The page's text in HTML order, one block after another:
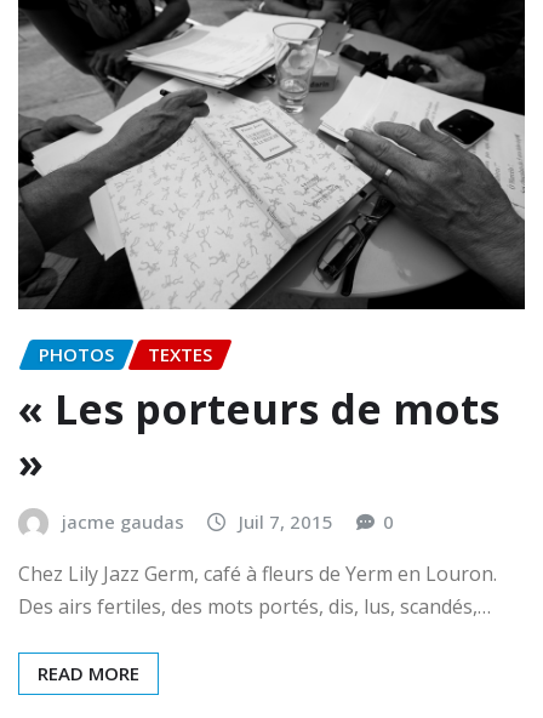
PHOTOS TEXTES
« Les porteurs de mots
»
jacme gaudas Juil 7, 2015 0
Chez Lily Jazz Germ, café à fleurs de Yerm en Louron.
Des airs fertiles, des mots portés, dis, lus, scandés,…
READ MORE